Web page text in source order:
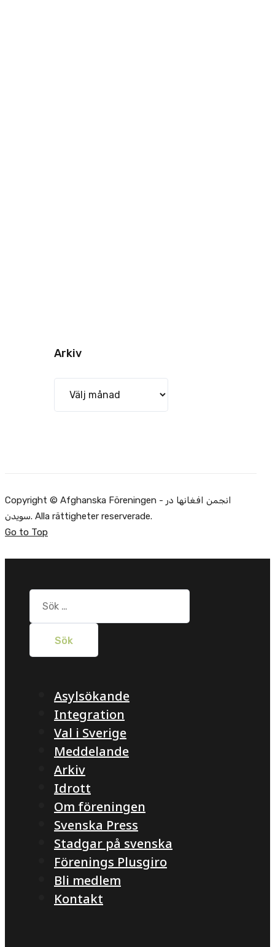
Arkiv
Copyright © Afghanska Föreningen - انجمن افغانها در
سویدن. Alla rättigheter reserverade.
Go to Top
Sök
efter:
Asylsökande
Integration
Val i Sverige
Meddelande
Arkiv
Idrott
Om föreningen
Svenska Press
Stadgar på svenska
Förenings Plusgiro
Bli medlem
Kontakt